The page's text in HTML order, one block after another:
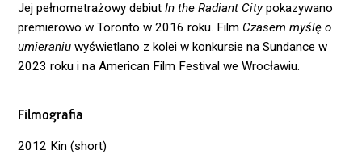
Jej pełnometrażowy debiutIn the Radiant Citypokazywano
premierowo w Toronto w 2016 roku. Film Czasem myślę o
umieraniu wyświetlano z kolei w konkursie na Sundance w
2023 roku i na American Film Festival we Wrocławiu.
Filmografia
2012 Kin (short)